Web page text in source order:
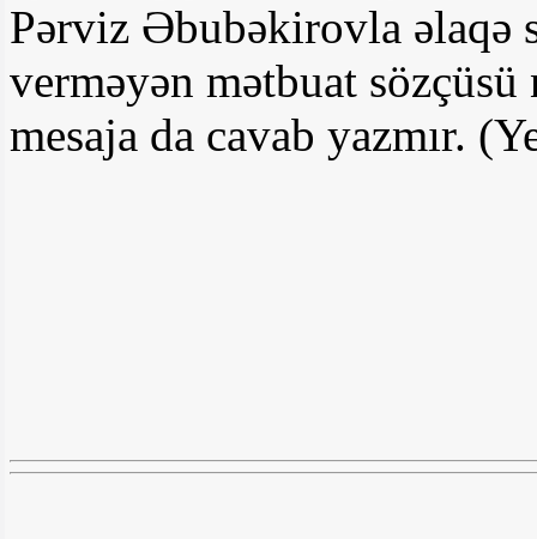
Pərviz Əbubəkirovla əlaqə
verməyən mətbuat
mesaja da cavab yazmır.